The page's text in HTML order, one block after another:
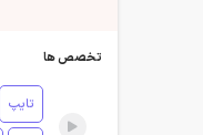
تخصص ها
تایپ